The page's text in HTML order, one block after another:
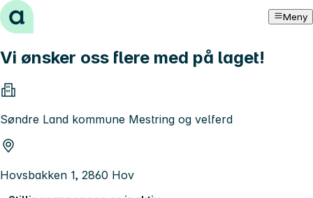
Hopp til innhold Meny
Vi ønsker oss flere med på laget!
Søndre Land kommune Mestring og velferd
Hovsbakken 1, 2860 Hov